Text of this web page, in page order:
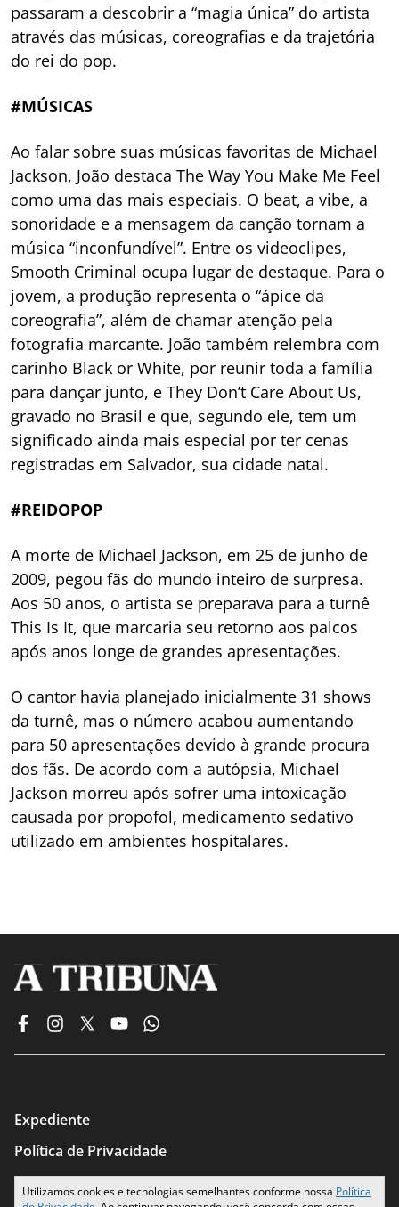
passaram a descobrir a “magia única” do artista
através das músicas, coreografias e da trajetória
do rei do pop.
#MÚSICAS
Ao falar sobre suas músicas favoritas de Michael
Jackson, João destaca The Way You Make Me Feel
como uma das mais especiais. O beat, a vibe, a
sonoridade e a mensagem da canção tornam a
música “inconfundível”. Entre os videoclipes,
Smooth Criminal ocupa lugar de destaque. Para o
jovem, a produção representa o “ápice da
coreografia”, além de chamar atenção pela
fotografia marcante. João também relembra com
carinho Black or White, por reunir toda a família
para dançar junto, e They Don’t Care About Us,
gravado no Brasil e que, segundo ele, tem um
significado ainda mais especial por ter cenas
registradas em Salvador, sua cidade natal.
#REIDOPOP
A morte de Michael Jackson, em 25 de junho de
2009, pegou fãs do mundo inteiro de surpresa.
Aos 50 anos, o artista se preparava para a turnê
This Is It, que marcaria seu retorno aos palcos
após anos longe de grandes apresentações.
O cantor havia planejado inicialmente 31 shows
da turnê, mas o número acabou aumentando
para 50 apresentações devido à grande procura
dos fãs. De acordo com a autópsia, Michael
Jackson morreu após sofrer uma intoxicação
causada por propofol, medicamento sedativo
utilizado em ambientes hospitalares.
Utilizamos cookies e tecnologias semelhantes conforme nossa Política
Expediente
Política de Privacidade
Termos de Uso